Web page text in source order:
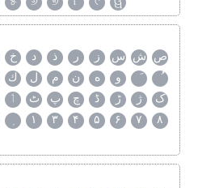
خ د ذ ر ز س ش ص
ك ل م ن ه
و
ٲ ٹ پ چ ڈ ڑ ژ
ک
۱ ۳ ۴ ۵ ۶ ۷
۸